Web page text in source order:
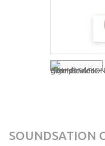
SOUNDSATION